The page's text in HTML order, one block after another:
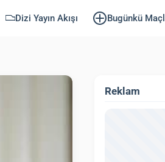
Dizi Yayın Akışı Bugünkü
Reklam